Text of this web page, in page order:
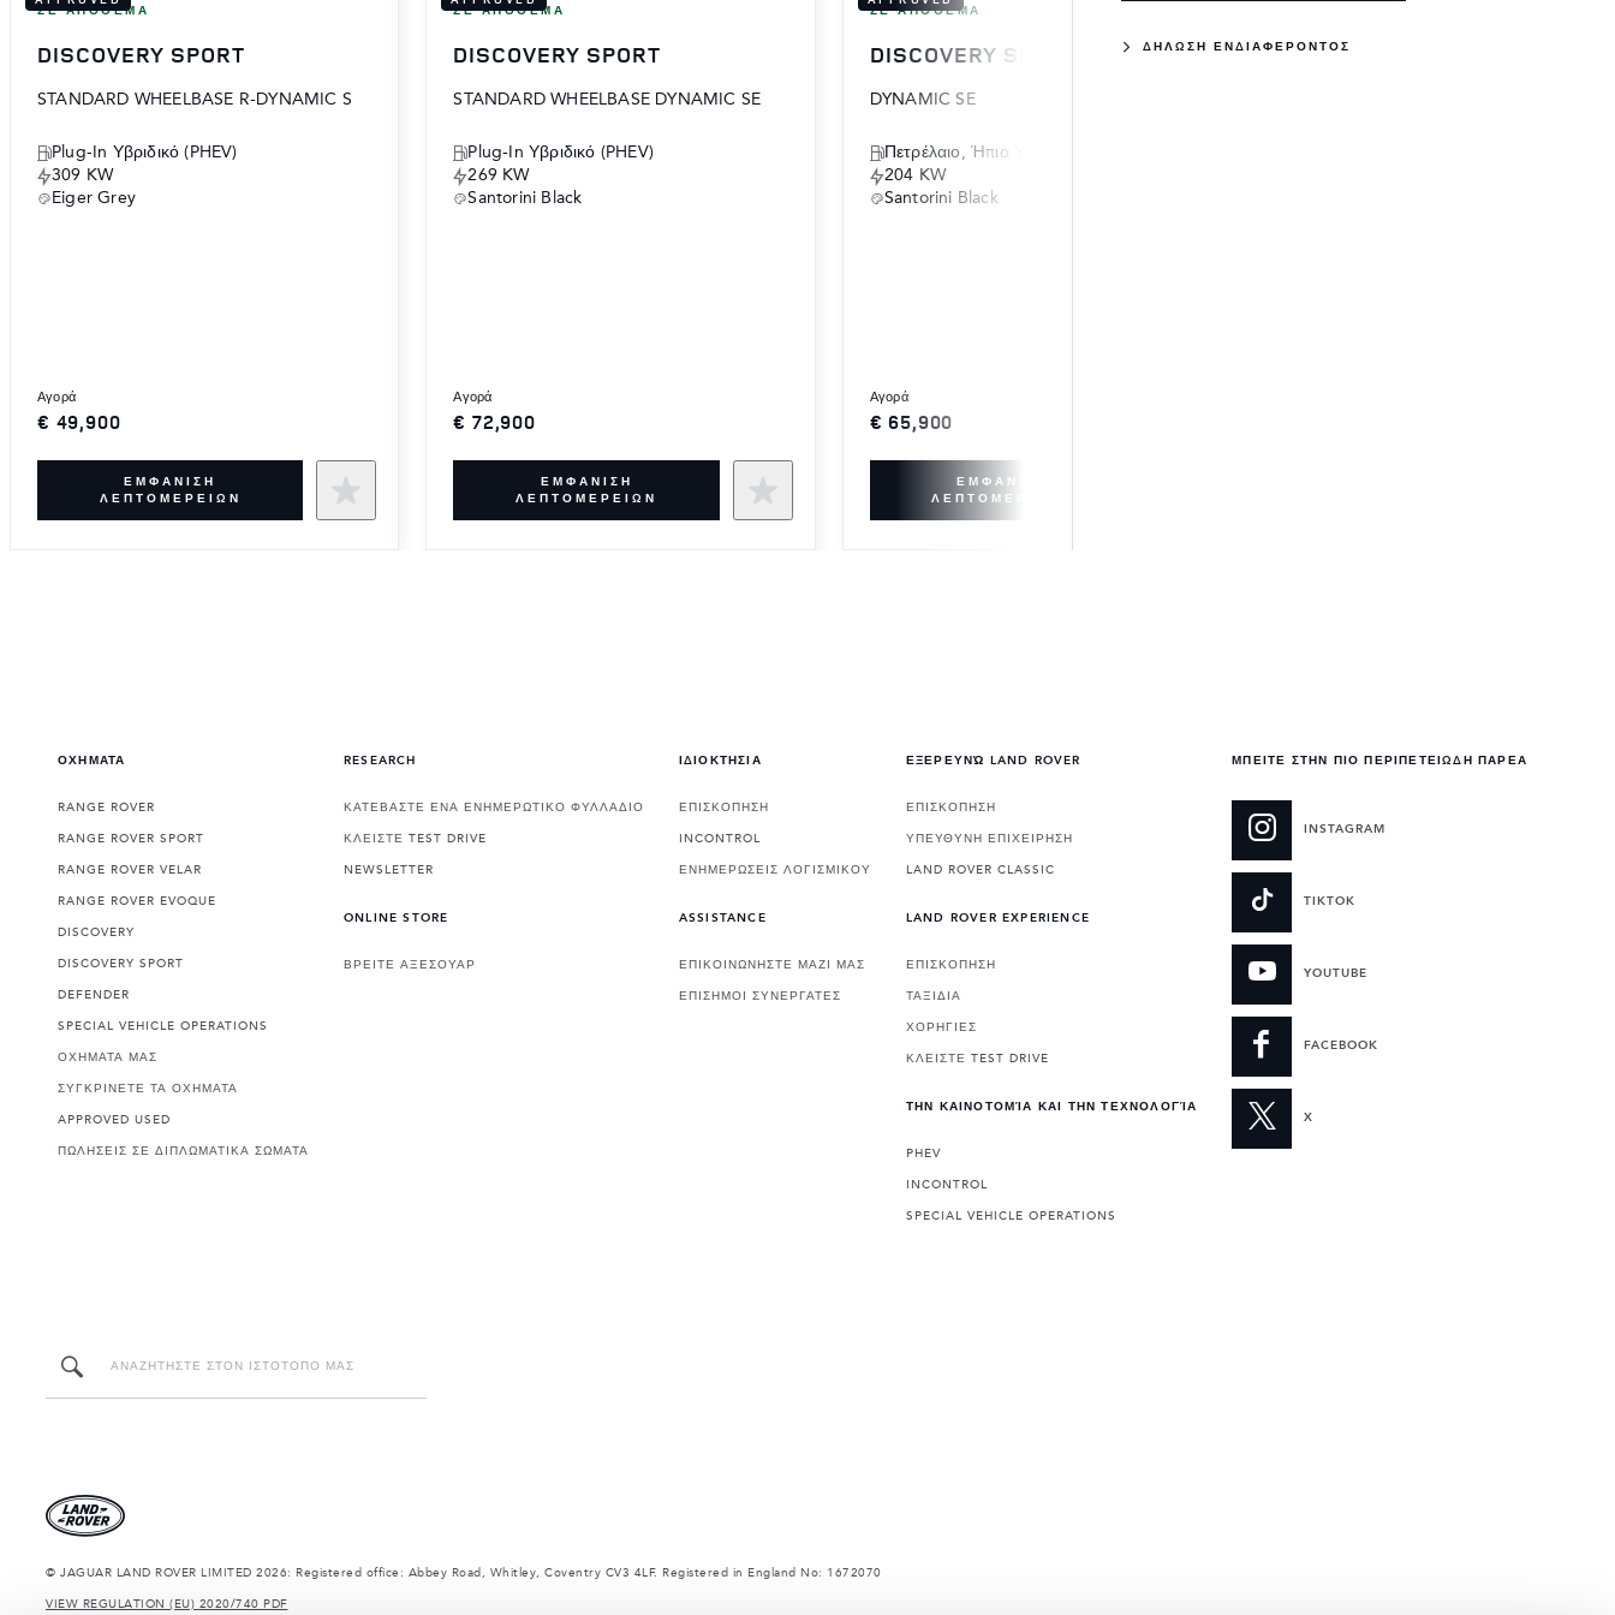
ΣΕ ΑΠΌΘΕΜΑ
DISCOVERY SPORT
STANDARD WHEELBASE R-DYNAMIC S
Plug-In Υβριδικό (PHEV)
309 KW
Eiger Grey
αγορά
€ 49,900
ΕΜΦΆΝΙΣΗ
ΛΕΠΤΟΜΕΡΕΙΏΝ
ΣΕ ΑΠΌΘΕΜΑ
DISCOVERY SPORT
STANDARD WHEELBASE DYNAMIC SE
Plug-In Υβριδικό (PHEV)
269 KW
Santorini Black
αγορά
€ 72,900
ΕΜΦΆΝΙΣΗ
ΛΕΠΤΟΜΕΡΕΙΏΝ
ΣΕ ΑΠΌΘΕΜΑ
DISCOVERY SPORT
DYNAMIC SE
Πετρέλαιο, Ήπιο Υβριδικό (MHEV)
204 KW
Santorini Black
αγορά
€ 65,900
ΕΜΦΆΝΙΣΗ
ΛΕΠΤΟΜΕΡΕΙΏΝ
DISCOVERY SPORT
ΔΗΛΩΣΗ ΕΝΔΙΑΦΕΡΟΝΤΟΣ
ΟΧΗΜΑΤΑ
RANGE ROVER
RANGE ROVER SPORT
RANGE ROVER VELAR
RANGE ROVER EVOQUE
DISCOVERY
DISCOVERY SPORT
DEFENDER
SPECIAL VEHICLE OPERATIONS
ΟΧΗΜΑΤΑ ΜΑΣ
ΣΥΓΚΡΙΝΕΤΕ ΤΑ ΟΧΗΜΑΤΑ
APPROVED USED
ΠΩΛΗΣΕΙΣ ΣΕ ΔΙΠΛΩΜΑΤΙΚΑ ΣΩΜΑΤΑ
RESEARCH
ΚΑΤΕΒΑΣΤΕ ΕΝΑ ΕΝΗΜΕΡΩΤΙΚΟ ΦΥΛΛΑΔΙΟ
ΚΛΕΙΣΤΕ TEST DRIVE
NEWSLETTER
ONLINE STORE
ΒΡΕΙΤΕ ΑΞΕΣΟΥΑΡ
ΙΔΙΟΚΤΗΣΙΑ
ΕΠΙΣΚΟΠΗΣΗ
INCONTROL
ΕΝΗΜΕΡΩΣΕΙΣ ΛΟΓΙΣΜΙΚΟΥ
ASSISTANCE
ΕΠΙΚΟΙΝΩΝΗΣΤΕ ΜΑΖΙ ΜΑΣ
ΕΠΙΣΗΜΟΙ ΣΥΝΕΡΓΑΤΕΣ
ΕΞΕΡΕΥΝΏ LAND ROVER
ΕΠΙΣΚΟΠΗΣΗ
ΥΠΕΥΘΥΝΗ ΕΠΙΧΕΙΡΗΣΗ
LAND ROVER CLASSIC
LAND ROVER EXPERIENCE
ΕΠΙΣΚΟΠΗΣΗ
ΤΑΞΙΔΙΑ
ΧΟΡΗΓΙΕΣ
ΚΛΕΙΣΤΕ TEST DRIVE
ΤΗΝ ΚΑΙΝΟΤΟΜΊΑ ΚΑΙ ΤΗΝ ΤΕΧΝΟΛΟΓΊΑ
PHEV
INCONTROL
SPECIAL VEHICLE OPERATIONS
ΜΠΕΙΤΕ ΣΤΗΝ ΠΙΟ ΠΕΡΙΠΕΤΕΙΩΔΗ ΠΑΡΕΑ
INSTAGRAM
TIKTOK
YOUTUBE
FACEBOOK
X
© JAGUAR LAND ROVER LIMITED 2026: Registered office: Abbey Road, Whitley, Coventry CV3 4LF. Registered in England No: 1672070
VIEW REGULATION (EU) 2020/740 PDF